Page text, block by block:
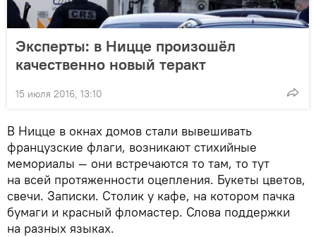
Эксперты: в Ницце произошёл
качественно новый теракт
15 июля 2016, 13:10
В Ницце в окнах домов стали вывешивать
французские флаги, возникают стихийные
мемориалы — они встречаются то там, то тут
на всей протяженности оцепления. Букеты цветов,
свечи. Записки. Столик у кафе, на котором пачка
бумаги и красный фломастер. Слова поддержки
на разных языках.